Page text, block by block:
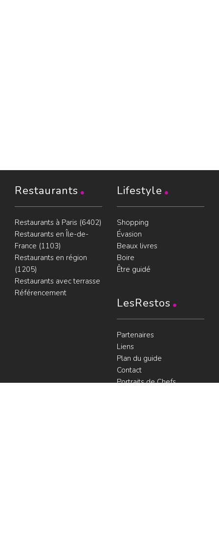
Restaurants
Restaurants à Paris (6402)
Restaurants en Île-de-
France (1103)
Restaurants en région
(1205)
Restaurants avec terrasse
Référencement
Lifestyle
Shopping
Évasion
Beaux livres
Boire
Être guidé
LesRestos
Partenaires
Liens
Plan du guide
Contact
Portraits de Chefs